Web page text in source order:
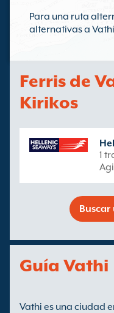
Para una ruta
alternativas a
Ferris de
Kirikos
1
Buscar
Guía Vathi
Vathi es una ciudad